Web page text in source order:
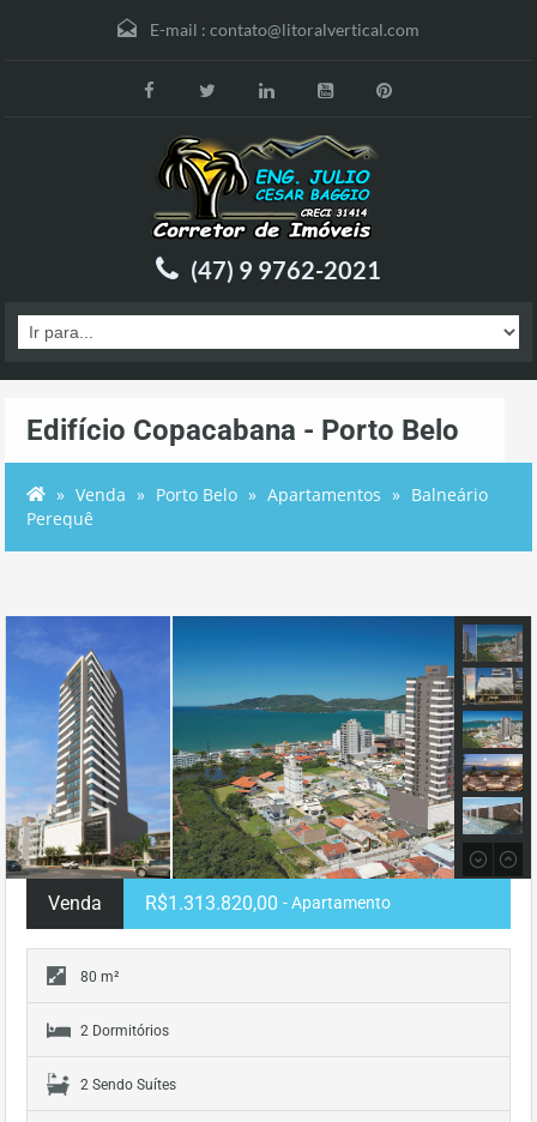
E-mail : contato@litoralvertical.com
(47) 9 9762-2021
Edifício Copacabana - Porto Belo
Venda Porto Belo Apartamentos
Balneário
Perequê
Venda R$1.313.820,00 - Apartamento
80 m²
2 Dormitórios
2 Sendo Suítes